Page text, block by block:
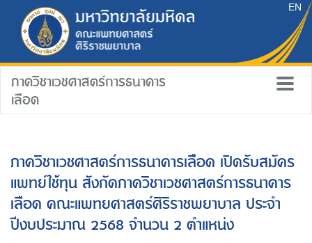
EN
ภาควิชาเวชศาสตร์การธนาคาร
เลือด
ภาควิชาเวชศาสตร์การธนาคารเลือด เปิดรับสมัคร
แพทย์ใช้ทุน สังกัดภาควิชาเวชศาสตร์การธนาคาร
เลือด คณะแพทยศาสตร์ศิริราชพยาบาล ประจำ
ปีงบประมาณ 2568 จำนวน 2 ตำแหน่ง